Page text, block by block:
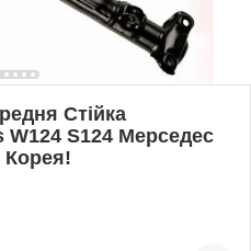
Стійка
S124 Мерседес
Корея!